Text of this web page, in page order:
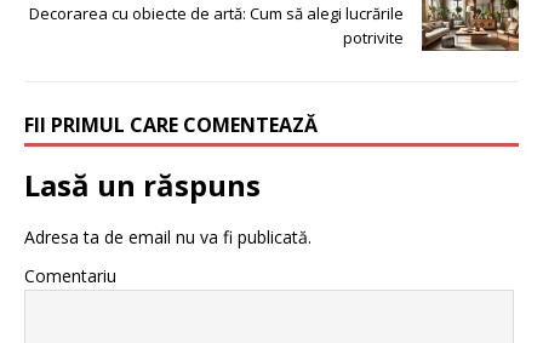
Decorarea cu obiecte de artă: Cum să alegi lucrările
potrivite
FII PRIMUL CARE COMENTEAZĂ
Lasă un răspuns
Adresa ta de email nu va fi publicată.
Comentariu